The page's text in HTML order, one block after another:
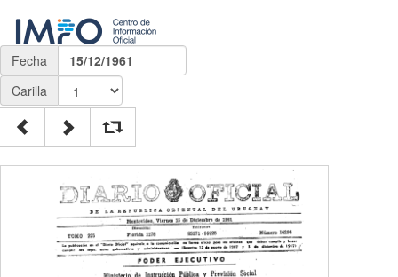
Fecha
15/12/1961
Carilla